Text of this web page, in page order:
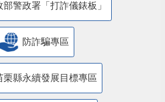
部警政署「打詐儀錶板」
防詐騙專區
栗縣永續發展目標專區